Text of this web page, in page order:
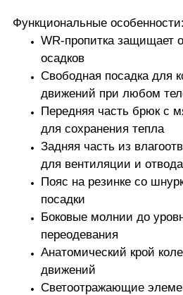
Функциональные особенности:
WR-пропитка защищает
осадков
Свободная посадка для
движений при любом
Передняя часть брюк с
для сохранения тепла
Задняя часть из
для вентиляции и
Пояс на резинке со
посадки
Боковые молнии до
переодевания
Анатомический крой
движений
Светоотражающие